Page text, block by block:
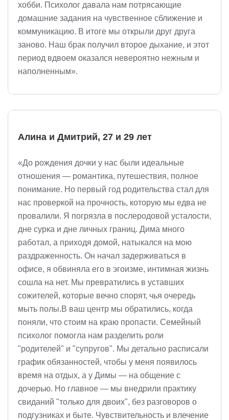
хобби. Психолог давала нам потрясающие
домашние задания на чувственное сближение и
коммуникацию. В итоге мы открыли друг друга
заново. Наш брак получил второе дыхание, и этот
период вдвоем оказался невероятно нежным и
наполненным».
Алина и Дмитрий, 27 и 29 лет
«До рождения дочки у нас были идеальные
отношения — романтика, путешествия, полное
понимание. Но первый год родительства стал для
нас проверкой на прочность, которую мы едва не
провалили. Я погрязла в послеродовой усталости,
дне сурка и дне личных границ. Дима много
работал, а приходя домой, натыкался на мою
раздраженность. Он начал задерживаться в
офисе, я обвиняла его в эгоизме, интимная жизнь
сошла на нет. Мы превратились в уставших
сожителей, которые вечно спорят, чья очередь
мыть полы.В ваш центр мы обратились, когда
поняли, что стоим на краю пропасти. Семейный
психолог помогла нам разделить роли
"родителей" и "супругов". Мы детально расписали
график обязанностей, чтобы у меня появилось
время на отдых, а у Димы — на общение с
дочерью. Но главное — мы внедрили практику
свиданий "только для двоих", без разговоров о
подгузниках и быте. Чувствительность и влечение